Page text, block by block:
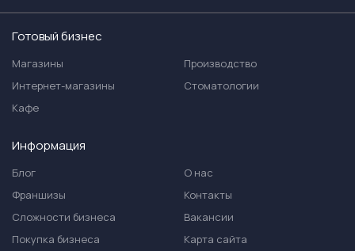
Готовый бизнес
Магазины
Интернет-магазины
Кафе
Производство
Стоматологии
Информация
Блог
Франшизы
Сложности бизнеса
Покупка бизнеса
О нас
Контакты
Вакансии
Карта сайта